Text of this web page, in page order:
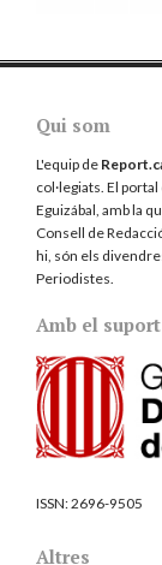
Qui som
L'equip de
col·legiats. El
Eguizábal, amb la
Consell de
hi, són els
Periodistes
Amb el
ISSN:2696-9505
Altres